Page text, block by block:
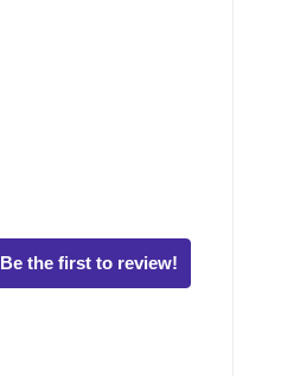
Be the first to review!